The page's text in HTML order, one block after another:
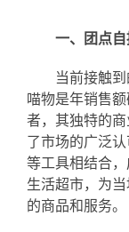
一、团点自
当前接触到
喵物是年销售
者，其独特的
了市场的广泛
等工具相结合
生活超市，为
的商品和服务。